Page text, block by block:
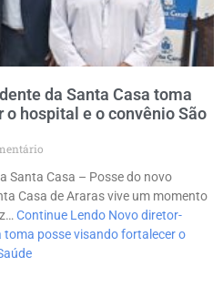
da Santa Casa toma
hospital e o convênio São
Santa Casa – Posse do novo
Casa de Araras vive um momento
Continue Lendo Novo diretor-
toma posse visando fortalecer o